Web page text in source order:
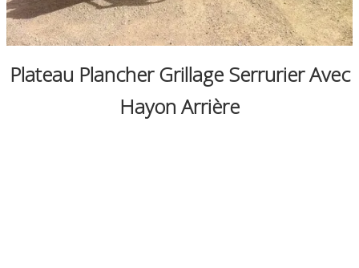
Plateau Plancher Grillage Serrurier Avec
Hayon Arrière